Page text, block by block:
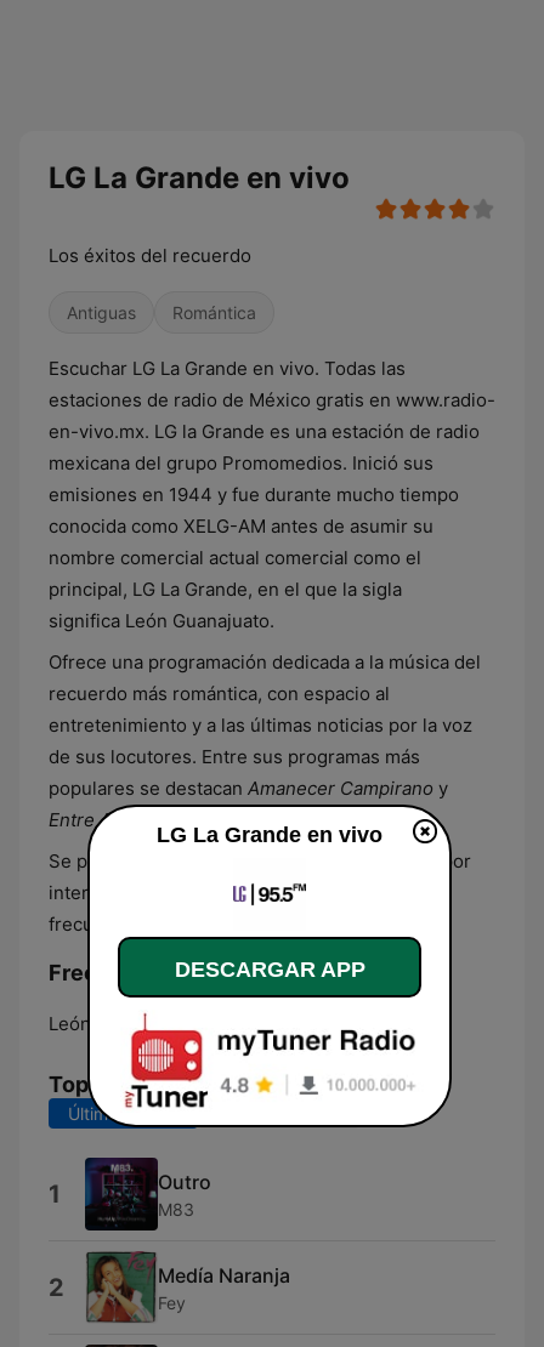
LG La Grande en vivo
Los éxitos del recuerdo
Antiguas Romántica
Escuchar LG La Grande en vivo. Todas las
estaciones de radio de México gratis en www.radio-
en-vivo.mx. LG la Grande es una estación de radio
mexicana del grupo Promomedios. Inició sus
emisiones en 1944 y fue durante mucho tiempo
conocida como XELG-AM antes de asumir su
nombre comercial actual comercial como el
principal, LG La Grande, en el que la sigla
significa León Guanajuato.
Ofrece una programación dedicada a la música del
recuerdo más romántica, con espacio al
entretenimiento y a las últimas noticias por la voz
de sus locutores. Entre sus programas más
populares se destacan Amanecer Campirano y
Entre Amigos
Se puede escuchar en vivo en todo el mundo por
internet o en el estado de Guanajuato en las
frecuencias 95.5 FM y 680 AM.
Frecuencias LG La Grande:
León: 680 AM
Top Canciones
Últimos 7 días
1 Outro
M83
2 Medía Naranja
Fey
LG La Grande en vivo
DESCARGAR APP